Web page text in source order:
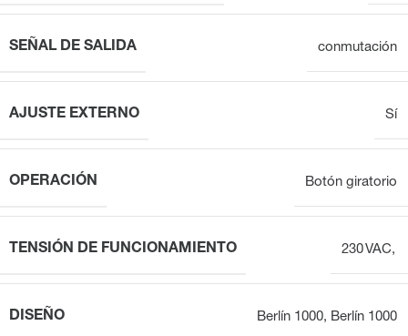
SEÑAL DE SALIDA conmutación
AJUSTE EXTERNO Sí
OPERACIÓN Botón giratorio
TENSIÓN DE FUNCIONAMIENTO 230 VAC,
DISEÑO Berlín 1000, Berlín 1000